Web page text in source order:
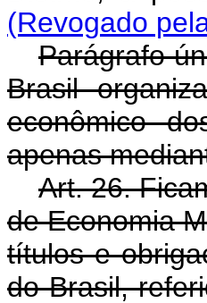
(Revogado
Parágrafo
Brasil
econômico
apenas
Art. 26.
de Economia
títulos e
do Brasil,